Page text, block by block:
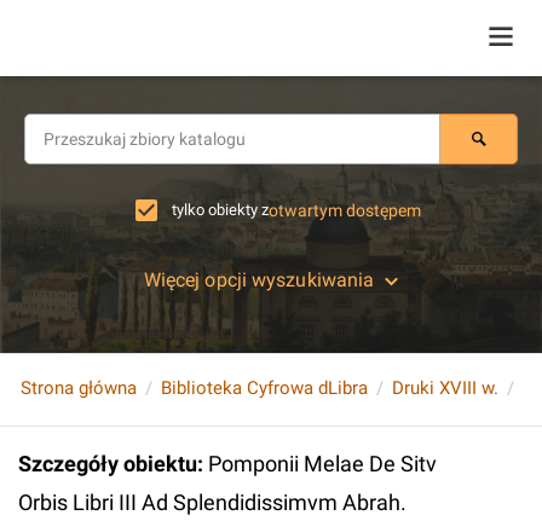
tylko obiekty zotwartym dostępem
Więcej opcji wyszukiwania
Strona główna Biblioteka Cyfrowa dLibra Druki XVIII w.
Szczegóły obiektu: Pomponii Melae De Sitv
Orbis Libri III Ad Splendidissimvm Abrah.